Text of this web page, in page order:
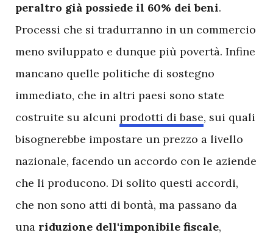
peraltro già possiede il 60% dei beni.
Processi che si tradurranno in un commercio
meno sviluppato e dunque più povertà. Infine
mancano quelle politiche di sostegno
immediato, che in altri paesi sono state
costruite su alcuni prodotti di base, sui quali
bisognerebbe impostare un prezzo a livello
nazionale, facendo un accordo con le aziende
che li producono. Di solito questi accordi,
che non sono atti di bontà, ma passano da
una riduzione dell'imponibile fiscale,